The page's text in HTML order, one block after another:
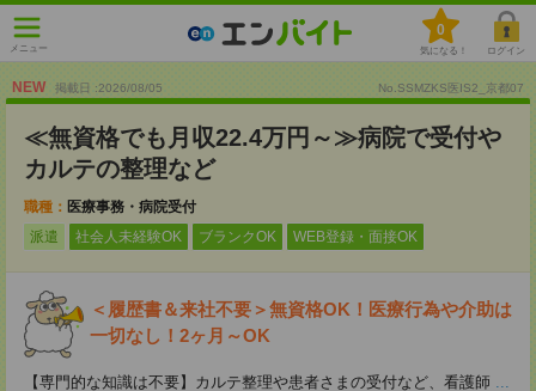
メニュー
0
気になる！ ログイン
NEW 掲載日 :2026/08/05 No.SSMZKS医IS2_京都07
≪無資格でも月収22.4万円～≫病院で受付や
カルテの整理など
職種： 医療事務・病院受付
派遣
社会人未経験OK ブランクOK WEB登録・面接OK
＜履歴書＆来社不要＞無資格OK！医療行為や介助は
一切なし！2ヶ月～OK
【専門的な知識は不要】カルテ整理や患者さまの受付など、看護師 ...